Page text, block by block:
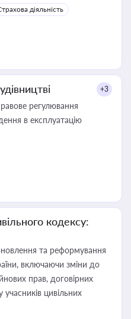
діяльність
+3
регулювання
в експлуатацію
кодексу:
та реформування
включаючи зміни до
прав, договірних
учасників цивільних